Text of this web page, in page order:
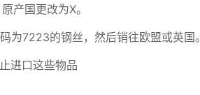
产国更改为X。
为7223的钢丝，然后销往欧盟或英国。
进口这些物品